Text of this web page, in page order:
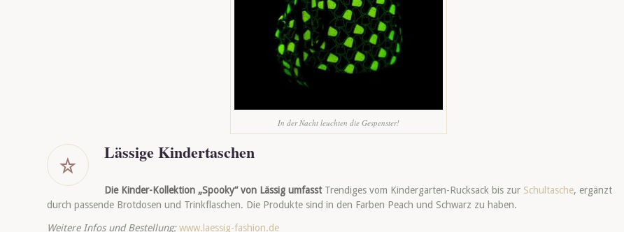
In der Nacht leuchten die Gespenster!
Lässige Kindertaschen
Die Kinder-Kollektion „Spooky“ von Lässig umfasstTrendiges vom Kindergarten-Rucksack bis zur Schultasche, ergänzt
durch passende Brotdosen und Trinkflaschen. Die Produkte sind in den Farben Peach und Schwarz zu haben.
Weitere Infos und Bestellung: www.laessig-fashion.de